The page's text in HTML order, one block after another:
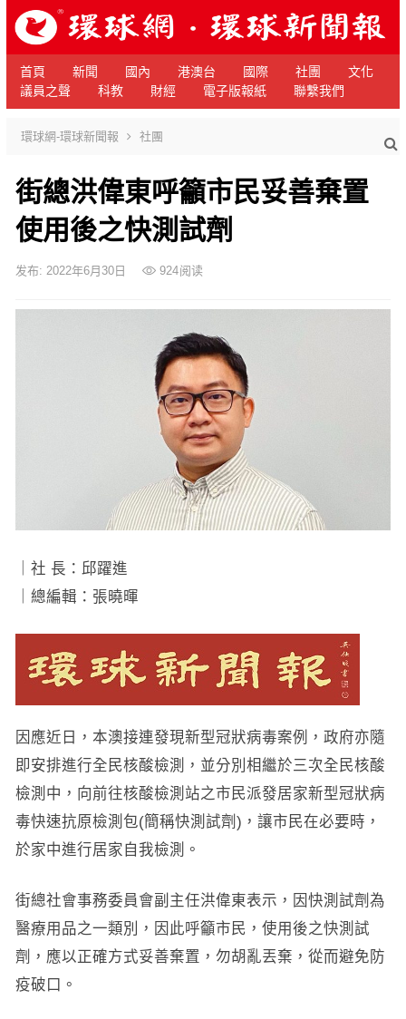
首頁 新聞 國內 港澳台 國際 社團
文化
議員之聲
科教 財經 電子版報紙 聯繫我們
環球網-環球新聞報 社團
街總洪偉東呼籲市民妥善棄置
使用後之快測試劑
发布: 2022年6月30日 924阅读
｜社 長：邱躍進
｜總編輯：張曉暉
因應近日，本澳接連發現新型冠狀病毒案例，政府亦隨
即安排進行全民核酸檢測，並分別相繼於三次全民核酸
檢測中，向前往核酸檢測站之市民派發居家新型冠狀病
毒快速抗原檢測包(簡稱快測試劑)，讓市民在必要時，
於家中進行居家自我檢測。
街總社會事務委員會副主任洪偉東表示，因快測試劑為
醫療用品之一類別，因此呼籲市民，使用後之快測試
劑，應以正確方式妥善棄置，勿胡亂丟棄，從而避免防
疫破口。